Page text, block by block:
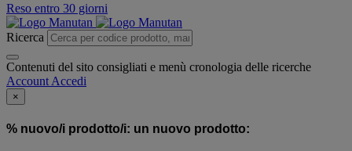
Reso entro 30 giorni
Ricerca
Contenuti del sito consigliati e menù cronologia delle ricerche
Account Accedi
×
% nuovo/i prodotto/i: un nuovo prodotto: